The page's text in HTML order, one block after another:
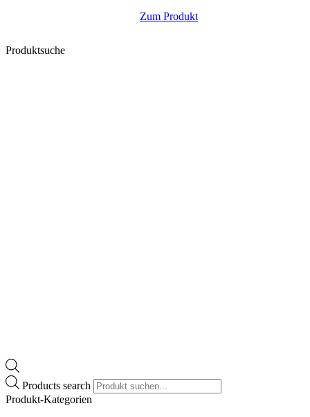
Zum Produkt
Produktsuche
Products search
Produkt-Kategorien